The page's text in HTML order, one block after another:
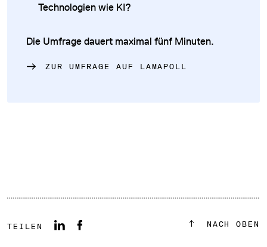
Technologien wie KI?
Die Umfrage dauert maximal fünf Minuten.
ZUR UMFRAGE AUF LAMAPOLL
TEILEN NACH OBEN